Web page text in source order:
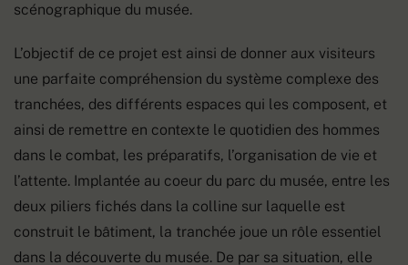
scénographique du musée.
L’objectif de ce projet est ainsi de donner aux visiteurs
une parfaite compréhension du système complexe des
tranchées, des différents espaces qui les composent, et
ainsi de remettre en contexte le quotidien des hommes
dans le combat, les préparatifs, l’organisation de vie et
l’attente. Implantée au coeur du parc du musée, entre les
deux piliers fichés dans la colline sur laquelle est
construit le bâtiment, la tranchée joue un rôle essentiel
dans la découverte du musée. De par sa situation, elle